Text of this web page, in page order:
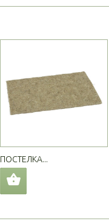
ПОСТЕЛКА...